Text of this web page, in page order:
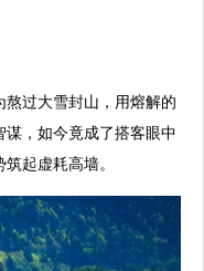
过大雪封山，用熔解的
，如今竟成了搭客眼中
起虚耗高墙。